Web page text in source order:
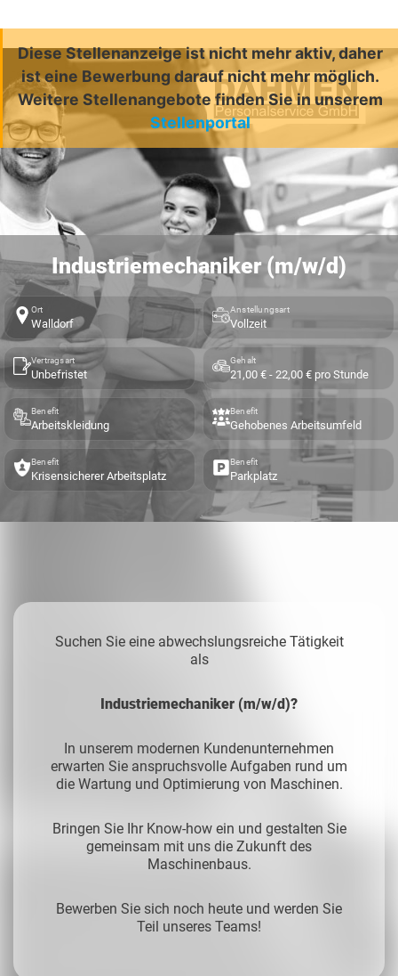
Diese Stellenanzeige ist nicht mehr aktiv, daher
ist eine Bewerbung darauf nicht mehr möglich.
Weitere Stellenangebote finden Sie in unserem
Stellenportal
Industriemechaniker (m/w/d)
Ort
Walldorf
Anstellungsart
Vollzeit
Vertragsart
Unbefristet
Gehalt
21,00 € - 22,00 € pro Stunde
Benefit
Arbeitskleidung
Benefit
Gehobenes Arbeitsumfeld
Benefit
Krisensicherer Arbeitsplatz
Benefit
Parkplatz
Suchen Sie eine abwechslungsreiche Tätigkeit
als
Industriemechaniker (m/w/d)?
In unserem modernen Kundenunternehmen
erwarten Sie anspruchsvolle Aufgaben rund um
die Wartung und Optimierung von Maschinen.
Bringen Sie Ihr Know-how ein und gestalten Sie
gemeinsam mit uns die Zukunft des
Maschinenbaus.
Bewerben Sie sich noch heute und werden Sie
Teil unseres Teams!